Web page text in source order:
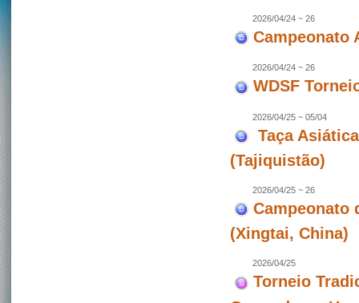
2026/04/24 ~ 26
Campeonato
2026/04/24 ~ 26
WDSF
2026/04/25 ~ 05/04
Taça
(Tajiquistão)
2026/04/25 ~ 26
Campeonato
(Xingtai, China)
2026/04/25
Torneio